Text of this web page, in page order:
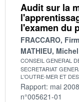
Audit sur la
l'examen du
FRACCARO,
MATHIEU, Michel
CONSEIL GENERAL
SECRETARIAT
L'OUTRE-MER ET
Rapport: mai 2008
n°005621-01